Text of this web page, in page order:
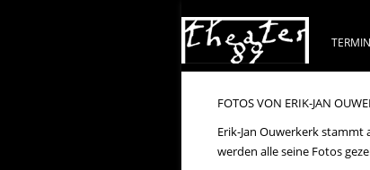
FOTOS VON ERIK-JAN
Erik-Jan Ouwerkerk
werden alle seine Fotos